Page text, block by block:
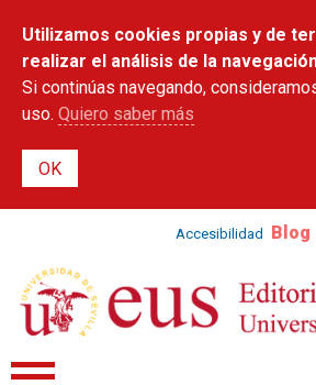
contenido
principal
Utilizamos cookies propias y de
realizar el análisis de la
Si continúas navegando,
uso. Quiero saber más
Accesibilidad Blog